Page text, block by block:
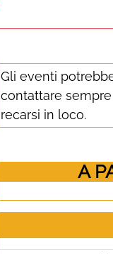
Gli eventi
contattare
recarsi in loco.
A